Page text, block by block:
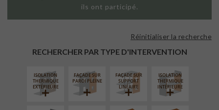
ils ont participé.
RECHERCHER PAR TYPE D'INTERVENTION
Réinitialiser la recherche
ISOLATION
THERMIQUE
EXTÉRIEURE
FAÇADE SUR
PAROI PLEINE
FAÇADE SUR
SUPPORT
LINÉAIRE
ISOLATION
THERMIQUE
INTÉRIEURE
RÉAMÉNAGEMENT
INTÉRIEUR
RÉFECTION DES
TOITURES
SURÉLÉVATION
EXTENSION